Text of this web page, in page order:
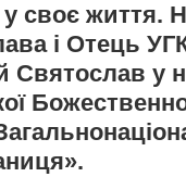
своє життя.
і Отець
Святослав у